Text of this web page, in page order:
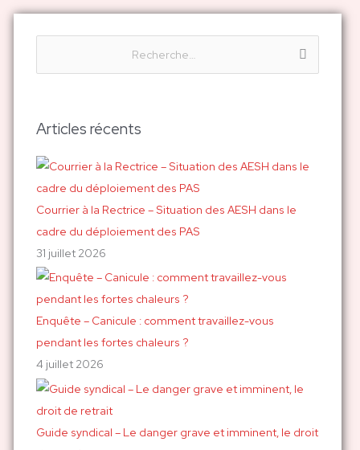
e
h
r
c
h
e
r
:
Articles récents
Courrier à la Rectrice – Situation des AESH dans le
cadre du déploiement des PAS
31 juillet 2026
Enquête – Canicule : comment travaillez-vous
pendant les fortes chaleurs ?
4 juillet 2026
Guide syndical – Le danger grave et imminent, le droit